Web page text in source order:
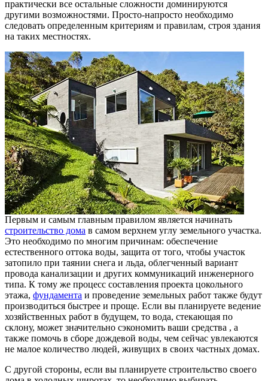
практически все остальные сложности доминируются
другими возможностями. Просто-напросто необходимо
следовать определенным критериям и правилам, строя здания
на таких местностях.
Первым и самым главным правилом является начинать
строительство дома в самом верхнем углу земельного участка.
Это необходимо по многим причинам: обеспечение
естественного оттока воды, защита от того, чтобы участок
затопило при таянии снега и льда, облегченный вариант
провода канализации и других коммуникаций инженерного
типа. К тому же процесс составления проекта цокольного
этажа, фундамента и проведение земельных работ также будут
производиться быстрее и проще. Если вы планируете ведение
хозяйственных работ в будущем, то вода, стекающая по
склону, может значительно сэкономить ваши средства , а
также помочь в сборе дождевой воды, чем сейчас увлекаются
не малое количество людей, живущих в своих частных домах.
С другой стороны, если вы планируете строительство своего